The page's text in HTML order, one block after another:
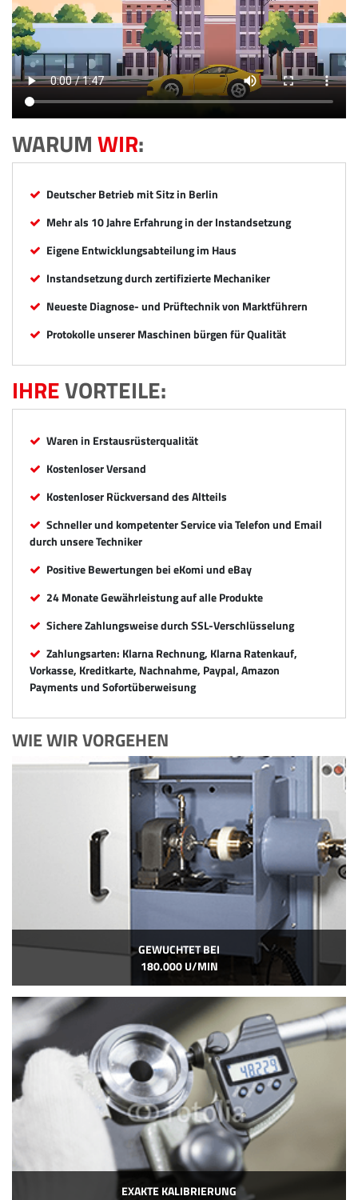
WARUMWIR:
Deutscher Betrieb mit Sitz in Berlin
Mehr als 10 Jahre Erfahrung in der Instandsetzung
Eigene Entwicklungsabteilung im Haus
Instandsetzung durch zertifizierte Mechaniker
Neueste Diagnose- und Prüftechnik von Marktführern
Protokolle unserer Maschinen bürgen für Qualität
IHREVORTEILE:
Waren in Erstausrüsterqualität
Kostenloser Versand
Kostenloser Rückversand des Altteils
Schneller und kompetenter Service via Telefon und Email
durch unsere Techniker
Positive Bewertungen bei eKomi und eBay
24 Monate Gewährleistung auf alle Produkte
Sichere Zahlungsweise durch SSL-Verschlüsselung
Zahlungsarten: Klarna Rechnung, Klarna Ratenkauf,
Vorkasse, Kreditkarte, Nachnahme, Paypal, Amazon
Payments und Sofortüberweisung
WIE WIR VORGEHEN
GEWUCHTET BEI
180.000 U/MIN
EXAKTE KALIBRIERUNG